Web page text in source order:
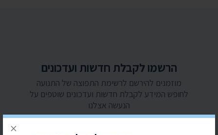
×
הרשמו לקבלת חדשות ועדכונים
מוזמנים להירשם לרשימת התפוצה של התנועה
לחופש המידע לקבלת חדשות ועדכונים שוטפים על
הנעשה אצלנו